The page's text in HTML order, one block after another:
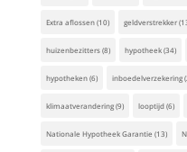
Extra aflossen(10) geldverstrekker
huizenbezitters(8) hypotheek(34)
hypotheken(6) inboedelverzekering
klimaatverandering(9) looptijd(6)
Nationale Hypotheek Garantie (13)